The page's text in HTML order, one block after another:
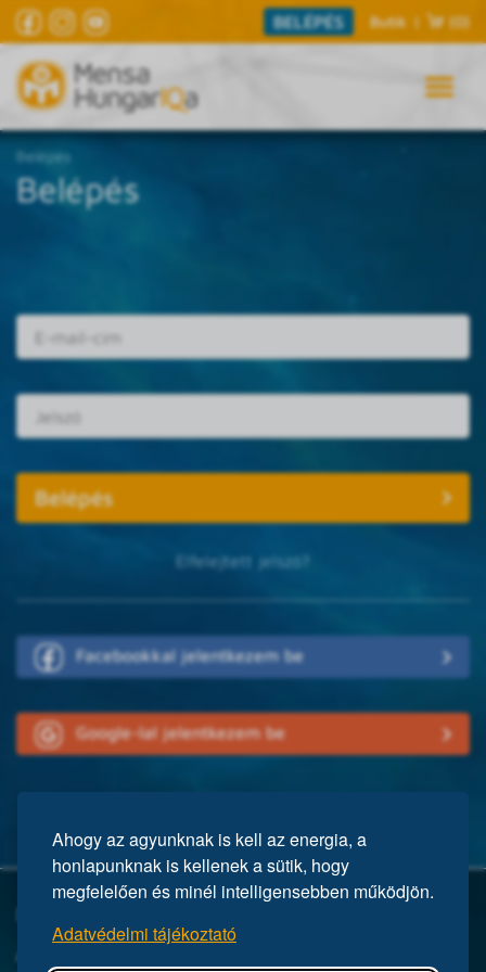
Ahogy az agyunknak is kell az energia, a
honlapunknak is kellenek a sütik, hogy
megfelelően és minél intelligensebben működjön.
Adatvédelmi tájékoztató
BELÉPÉS Butik | (0)
Belépés
Belépés
Elfelejtett jelszó?
Facebookkal jelentkezem be
Google-lal jelentkezem be
A Mensa egy nemzetközi egyesület, közel 150 ezer taggal a világ